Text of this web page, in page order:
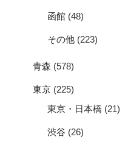
函館 (48)
その他 (223)
青森 (578)
東京 (225)
東京・日本橋 (21)
渋谷 (26)